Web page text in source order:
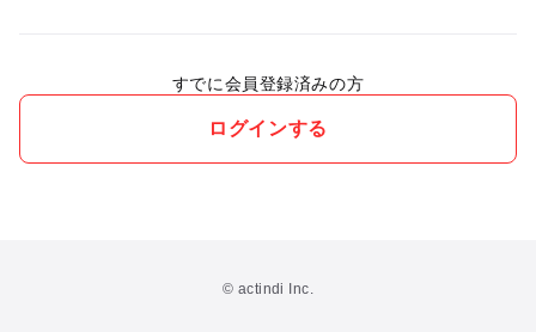
すでに会員登録済みの方
ログインする
© actindi Inc.